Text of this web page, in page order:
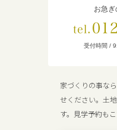
お急ぎ
tel.
受付時間 /
家づくりの事な
せください。土
す。見学予約も